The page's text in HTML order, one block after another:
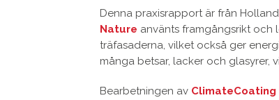
Denna praxisrapport är från
Nature använts framgångsrikt och
träfasaderna, vilket också ger
många betsar, lacker och glasyrer,
Bearbetningen av ClimateCoating